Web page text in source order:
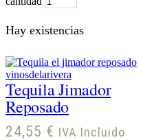
Hay existencias
Tequila Jimador
Reposado
24,55 € IVA Incluido